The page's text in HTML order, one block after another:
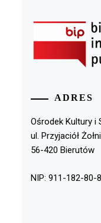
ADRES
Ośrodek Kultury i
ul. Przyjaciół
56-420 Bierutów
NIP: 911-182-80-